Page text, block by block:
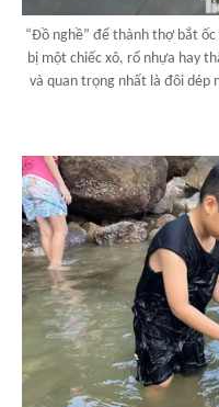
“Đồ nghề” để thành thợ bắt
bị một chiếc xô, rổ nhựa hay
và quan trọng nhất là đôi